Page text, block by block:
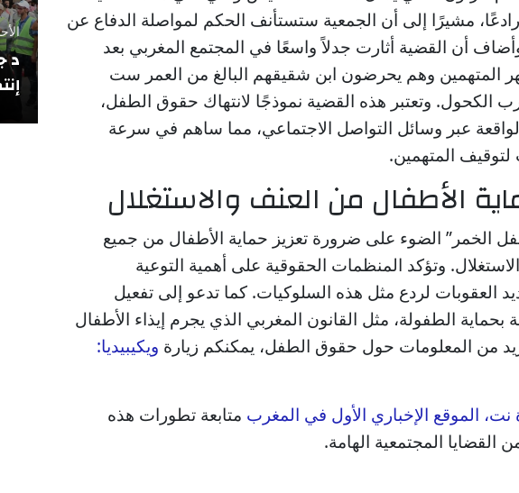
مشيرًا إلى أن الجمعية ستستأنف الحكم لمواصلة الدفاع عن
أن القضية أثارت جدلاً واسعًا في المجتمع المغربي بعد
المتهمين وهم يحرضون ابن شقيقهم البالغ من العمر ست
وتعتبر هذه القضية نموذجًا لانتهاك حقوق الطفل،
عبر وسائل التواصل الاجتماعي، مما ساهم في سرعة
المتهمين.
الأطفال من العنف والاستغلال
الخمر” الضوء على ضرورة تعزيز حماية الأطفال من جميع
وتؤكد المنظمات الحقوقية على أهمية التوعية
العقوبات لردع مثل هذه السلوكيات. كما تدعو إلى تفعيل
بحماية الطفولة، مثل القانون المغربي الذي يجرم إيذاء الأطفال
من المعلومات حول حقوق الطفل، يمكنكم زيارة ويكيبيديا:
نت، الموقع الإخباري الأول في المغرب متابعة تطورات هذه
القضايا المجتمعية الهامة.
الأحد 5 أكتوبر
د